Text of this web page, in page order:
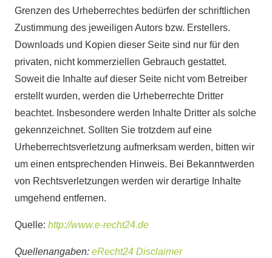
Grenzen des Urheberrechtes bedürfen der schriftlichen
Zustimmung des jeweiligen Autors bzw. Erstellers.
Downloads und Kopien dieser Seite sind nur für den
privaten, nicht kommerziellen Gebrauch gestattet.
Soweit die Inhalte auf dieser Seite nicht vom Betreiber
erstellt wurden, werden die Urheberrechte Dritter
beachtet. Insbesondere werden Inhalte Dritter als solche
gekennzeichnet. Sollten Sie trotzdem auf eine
Urheberrechtsverletzung aufmerksam werden, bitten wir
um einen entsprechenden Hinweis. Bei Bekanntwerden
von Rechtsverletzungen werden wir derartige Inhalte
umgehend entfernen.
Quelle: http://www.e-recht24.de
Quellenangaben: eRecht24 Disclaimer